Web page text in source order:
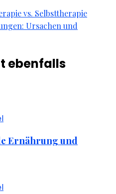
vs. Selbsttherapie
Ursachen und
ebenfalls
Ernährung und